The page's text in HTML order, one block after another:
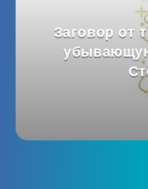
Заговор от